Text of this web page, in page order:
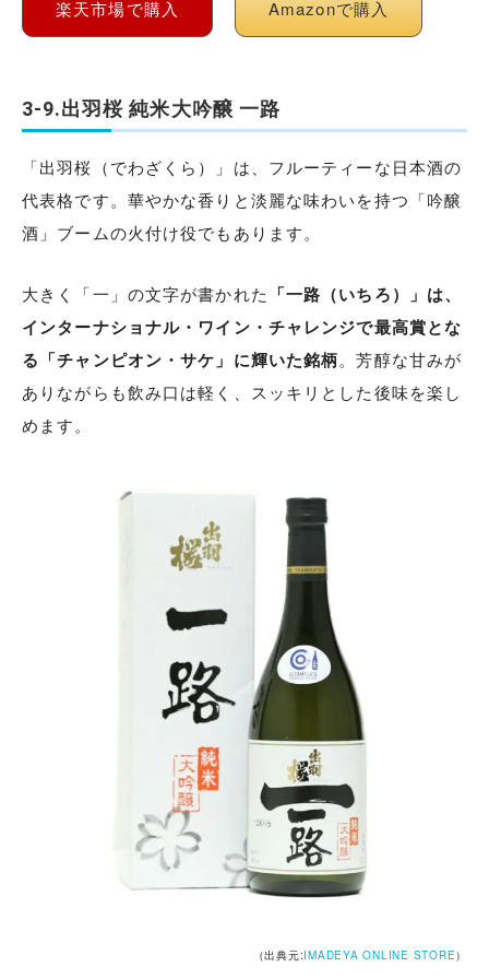
楽天市場で購入 Amazonで購入
3-9.出羽桜 純米大吟醸 一路
「出羽桜（でわざくら）」は、フルーティーな日本酒の
代表格です。華やかな香りと淡麗な味わいを持つ「吟醸
酒」ブームの火付け役でもあります。
大きく「一」の文字が書かれた 「一路（いちろ）」は、
インターナショナル・ワイン・チャレンジで最高賞とな
る「チャンピオン・サケ」に輝いた銘柄。芳醇な甘みが
ありながらも飲み口は軽く、スッキリとした後味を楽し
めます。
（出典元:IMADEYA ONLINE STORE）